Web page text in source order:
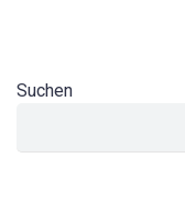
Suchen